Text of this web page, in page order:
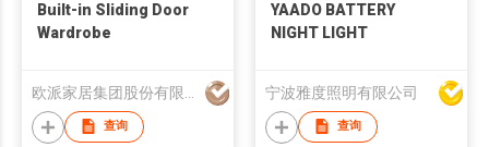
Built-in Sliding Door
Wardrobe
查询
YAADO BATTERY
NIGHT LIGHT
宁波雅度照明有限公司
查询